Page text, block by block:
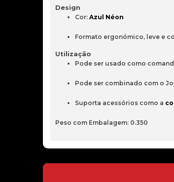
Design
Cor: Azul Néon
Formato ergonómico, leve e
Utilização
Pode ser usado como
Pode ser combinado com o
Suporta acessórios como a
Peso com Embalagem: 0.350